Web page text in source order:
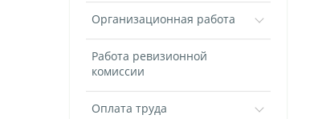
Организационная работа
Работа ревизионной
комиссии
Оплата труда